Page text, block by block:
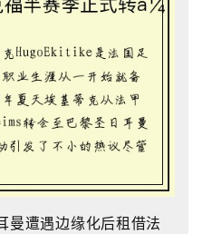
曼遭遇边缘化后租借法